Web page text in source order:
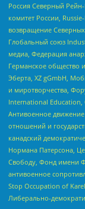
Россия Северный
комитет России,
возвращение
Глобальный союз
медиа, Федерация
Германское общество
Эберта, XZ gGmbH,
и миротворчества,
International Education,
Антивоенное
отношений и
канадский
Нормана Патерсона,
Свободу, Фонд имени
антивоенное
Stop Occupation of
Либерально-